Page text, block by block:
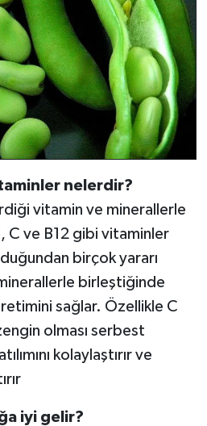
nelerdir?
vitamin ve minerallerle
C ve B12 gibi vitaminler
birçok yararı
birleştiğinde
sağlar. Özellikle C
olması serbest
kolaylaştırır ve
iyi gelir?